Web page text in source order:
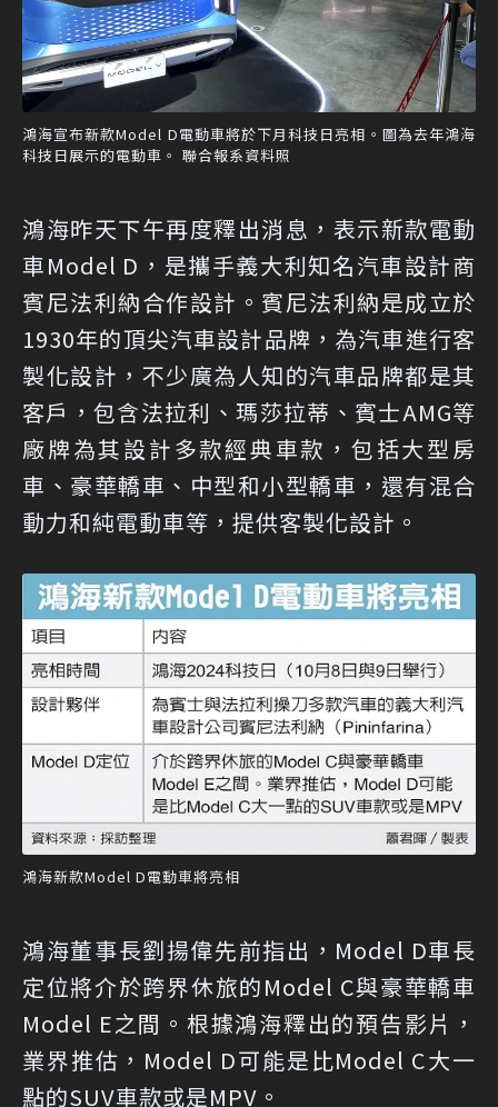
鴻海宣布新款Model D電動車將於下月科技日亮相。圖為去年鴻海
科技日展示的電動車。 聯合報系資料照
鴻海昨天下午再度釋出消息，表示新款電動
車Model D，是攜手義大利知名汽車設計商
賓尼法利納合作設計。賓尼法利納是成立於
1930年的頂尖汽車設計品牌，為汽車進行客
製化設計，不少廣為人知的汽車品牌都是其
客戶，包含法拉利、瑪莎拉蒂、賓士AMG等
廠牌為其設計多款經典車款，包括大型房
車、豪華轎車、中型和小型轎車，還有混合
動力和純電動車等，提供客製化設計。
鴻海新款Model D電動車將亮相
鴻海董事長劉揚偉先前指出，Model D車長
定位將介於跨界休旅的Model C與豪華轎車
Model E之間。根據鴻海釋出的預告影片，
業界推估，Model D可能是比Model C大一
點的SUV車款或是MPV。